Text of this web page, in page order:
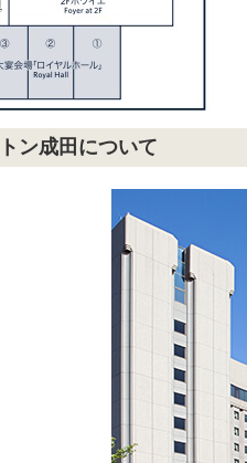
ン成田について